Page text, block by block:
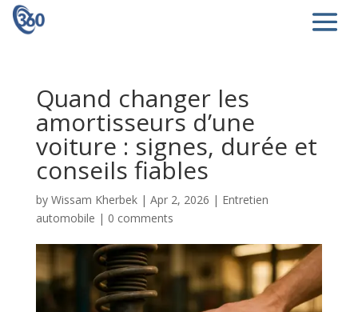
Quand changer les
amortisseurs d’une
voiture : signes, durée et
conseils fiables
by Wissam Kherbek| Apr 2, 2026 | Entretien
automobile | 0 comments